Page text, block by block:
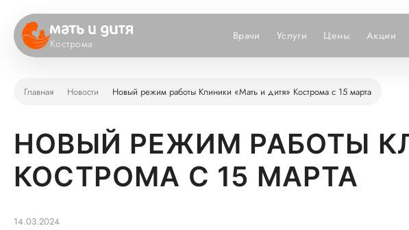
Кострома
Врачи Услуги Цены Акции
Главная Новости Новый режим работы Клиники «Мать и дитя» Кострома с 15 марта
НОВЫЙ РЕЖИМ РАБОТЫ
КОСТРОМА С 15 МАРТА
14.03.2024